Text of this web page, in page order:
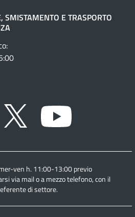
SMISTAMENTO E TRASPORTO
Instagram Twitter
ven h. 11:00-13:00 previo
via mail o a mezzo telefono, con il
di settore.